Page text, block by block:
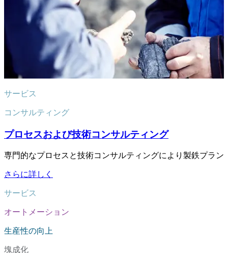
サービス
コンサルティング
プロセスおよび技術コンサルティング
専門的なプロセスと技術コンサルティングにより製鉄プラ
さらに詳しく
サービス
オートメーション
生産性の向上
塊成化